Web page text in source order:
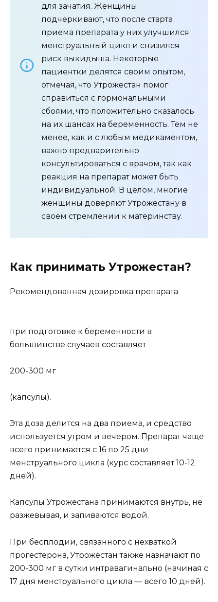
для зачатия. Женщины
подчеркивают, что после старта
приема препарата у них улучшился
менструальный цикл и снизился
риск выкидыша. Некоторые
пациентки делятся своим опытом,
отмечая, что Утрожестан помог
справиться с гормональными
сбоями, что положительно сказалось
на их шансах на беременность. Тем не
менее, как и с любым медикаментом,
важно предварительно
консультироваться с врачом, так как
реакция на препарат может быть
индивидуальной. В целом, многие
женщины доверяют Утрожестану в
своем стремлении к материнству.
Как принимать Утрожестан?
Рекомендованная дозировка препарата
при подготовке к беременности в
большинстве случаев составляет
200-300 мг
(капсулы).
Эта доза делится на два приема, и средство
используется утром и вечером. Препарат чаще
всего принимается с 16 по 25 дни
менструального цикла (курс составляет 10-12
дней).
Капсулы Утрожестана принимаются внутрь, не
разжевывая, и запиваются водой.
При бесплодии, связанного с нехваткой
прогестерона, Утрожестан также назначают по
200-300 мг в сутки интравагинально (начиная с
17 дня менструального цикла — всего 10 дней).